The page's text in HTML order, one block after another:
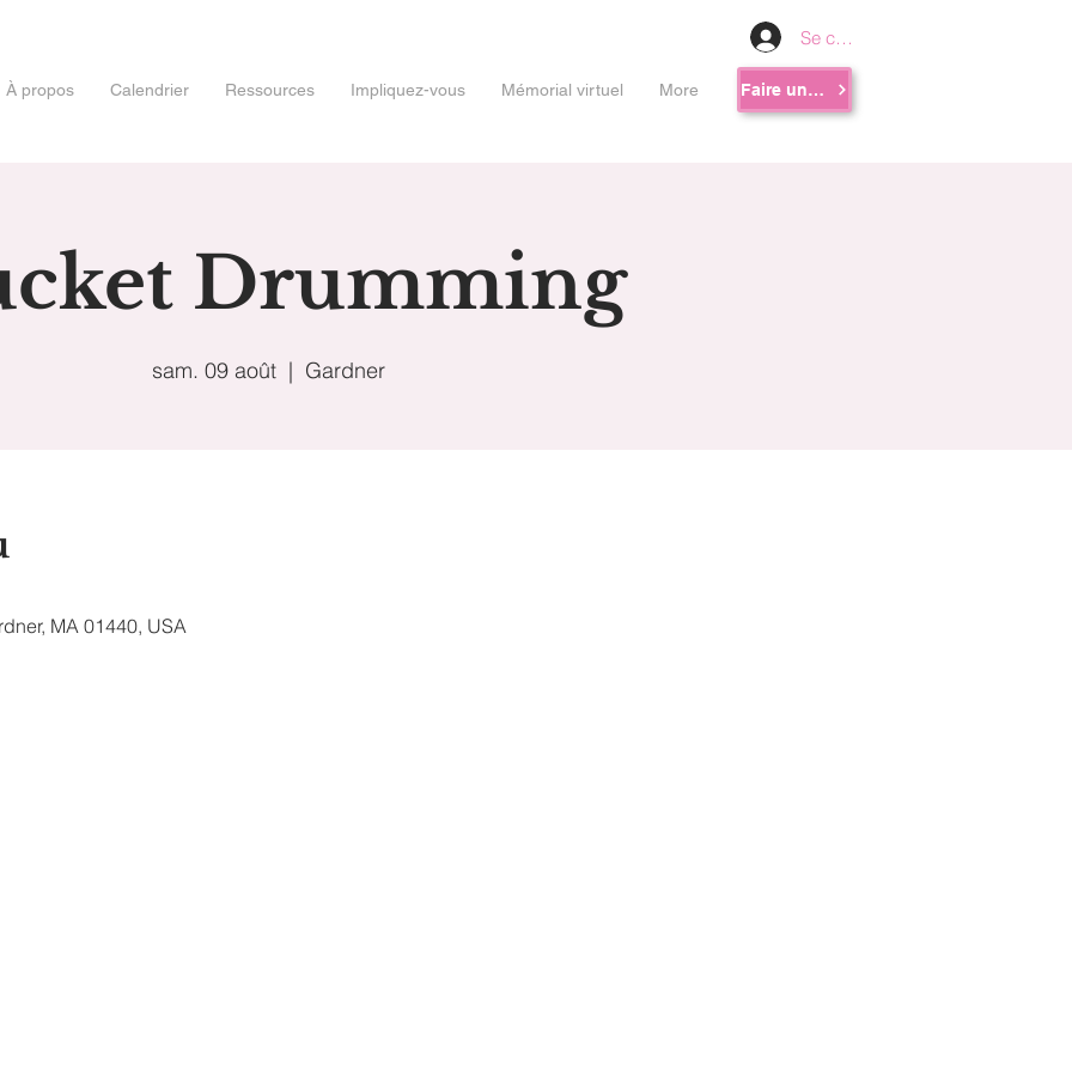
Se connecter
À propos Calendrier Ressources Impliquez-vous Mémorial virtuel More Faire un don
Drumming
sam. 09 août
  |
Gardner
MA 01440, USA